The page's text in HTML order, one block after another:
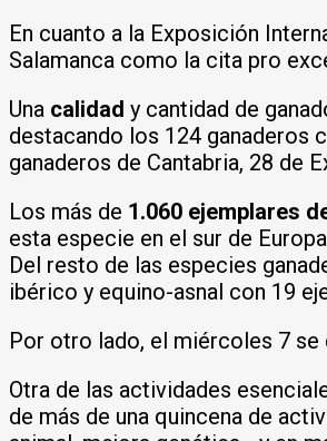
En cuanto a la Exposición
Salamanca como la cita pro
Una calidad y cantidad de
destacando los 124 ganaderos
ganaderos de Cantabria, 28 de
Los más de 1.060 ejemplares
esta especie en el sur de
Del resto de las especies
ibérico y equino-asnal con 19
Por otro lado, el miércoles 7
Otra de las actividades
de más de una quincena de